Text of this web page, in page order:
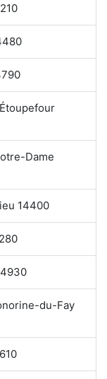
Dame
14400
du-Fay